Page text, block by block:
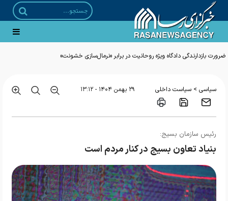
ضرورت بازدارندگی دادگاه ویژه روحانیت در برابر «نرمال‌سازی خشونت»
سیاسی > سیاست داخلی ۲۹ بهمن ۱۴۰۴ - ۱۳:۱۲
رئیس سازمان بسیج:
بنیاد تعاون بسیج در کنار مردم است